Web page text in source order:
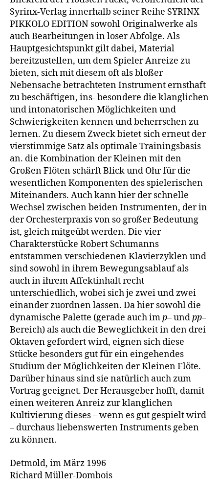
Syrinx-Verlag innerhalb seiner Reihe SYRINX
PIKKOLO EDITION sowohl Originalwerke als
auch Bearbeitungen in loser Abfolge. Als
Hauptgesichtspunkt gilt dabei, Material
bereitzustellen, um dem Spieler Anreize zu
bieten, sich mit diesem oft als bloßer
Nebensache betrachteten Instrument ernsthaft
zu beschäftigen, ins- besondere die klanglichen
und intonatorischen Möglichkeiten und
Schwierigkeiten kennen und beherrschen zu
lernen. Zu diesem Zweck bietet sich erneut der
vierstimmige Satz als optimale Trainingsbasis
an. die Kombination der Kleinen mit den
Großen Flöten schärft Blick und Ohr für die
wesentlichen Komponenten des spielerischen
Miteinanders. Auch kann hier der schnelle
Wechsel zwischen beiden Instrumenten, der in
der Orchesterpraxis von so großer Bedeutung
ist, gleich mitgeübt werden. Die vier
Charakterstücke Robert Schumanns
entstammen verschiedenen Klavierzyklen und
sind sowohl in ihrem Bewegungsablauf als
auch in ihrem Affektinhalt recht
unterschiedlich, wobei sich je zwei und zwei
einander zuordnen lassen. Da hier sowohl die
dynamische Palette (gerade auch imp– undpp–
Bereich) als auch die Beweglichkeit in den drei
Oktaven gefordert wird, eignen sich diese
Stücke besonders gut für ein eingehendes
Studium der Möglichkeiten der Kleinen Flöte.
Darüber hinaus sind sie natürlich auch zum
Vortrag geeignet. Der Herausgeber hofft, damit
einen weiteren Anreiz zur klanglichen
Kultivierung dieses ­– wenn es gut gespielt wird
– durchaus liebenswerten Instruments geben
zu können.
Detmold, im März 1996
Richard Müller-Dombois